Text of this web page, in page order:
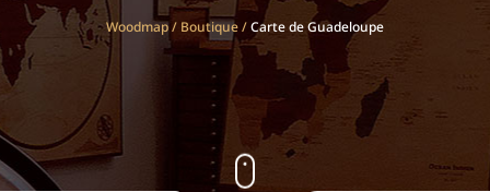
Woodmap/ Boutique/Carte de Guadeloupe